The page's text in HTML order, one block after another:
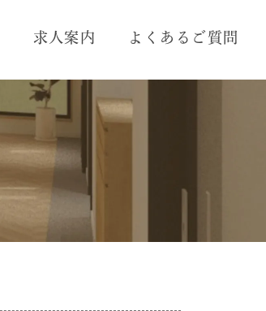
求人案内 よくあるご質問